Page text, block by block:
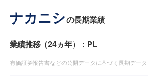
ナカニシの長期業績
業績推移（24ヵ年）：PL
有価証券報告書などの公開データに基づく長期データ